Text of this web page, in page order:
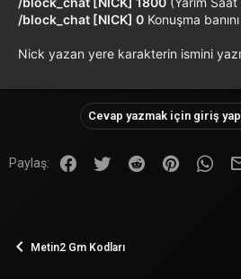
/block_chat [NICK] 0 Konuşma
Nick yazan yere karakterin ismini
Cevap yazmak için giriş yap
Paylaş: FacebookTwitter Reddit Pinterest
Metin2 Gm Kodları